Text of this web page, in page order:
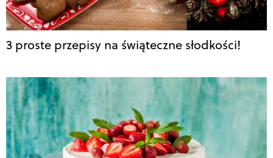
3 proste przepisy na świąteczne słodkości!